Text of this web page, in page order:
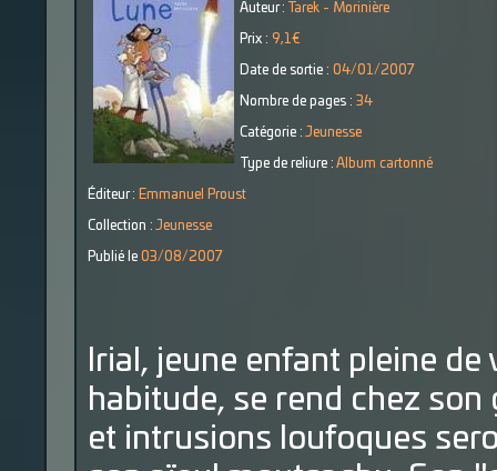
Auteur : Tarek - Morinière
Prix : 9,1€
Date de sortie : 04/01/2007
Nombre de pages : 34
Catégorie : Jeunesse
Type de reliure : Album cartonné
Éditeur : Emmanuel Proust
Collection : Jeunesse
Publié le 03/08/2007
Irial, jeune enfant pleine
habitude, se rend chez
et intrusions loufoques